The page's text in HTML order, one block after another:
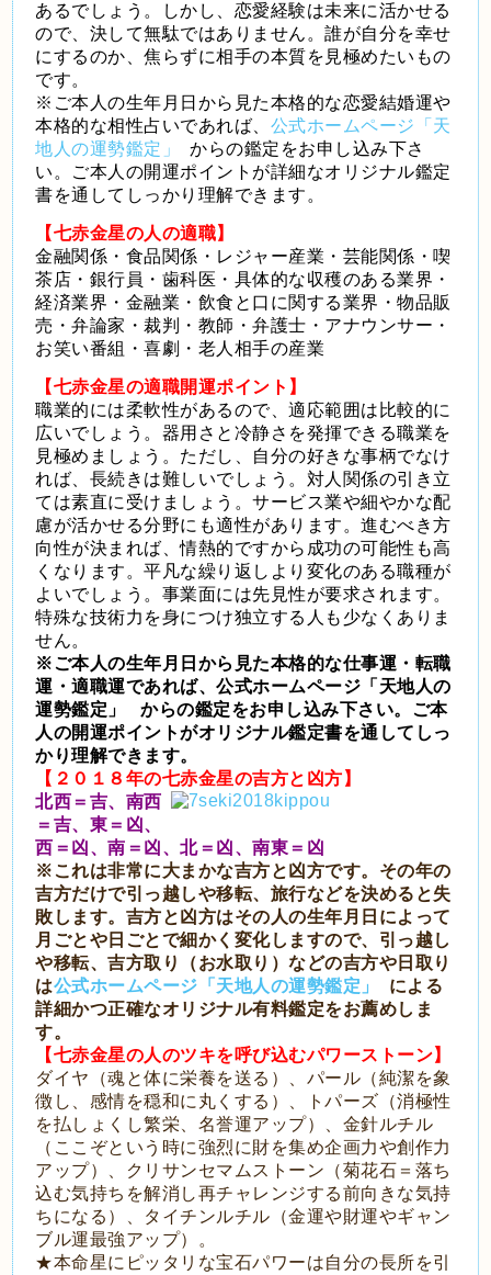
あるでしょう。しかし、恋愛経験は未来に活かせる
ので、決して無駄ではありません。誰が自分を幸せ
にするのか、焦らずに相手の本質を見極めたいもの
です。
※ご本人の生年月日から見た本格的な恋愛結婚運や
本格的な相性占いであれば、 公式ホームページ「天
地人の運勢鑑定」
からの鑑定をお申し込み下さ
い。ご本人の開運ポイントが詳細なオリジナル鑑定
書を通してしっかり理解できます。
【七赤金星の人の適職】
金融関係・食品関係・レジャー産業・芸能関係・喫
茶店・銀行員・歯科医・具体的な収穫のある業界・
経済業界・金融業・飲食と口に関する業界・物品販
売・弁論家・裁判・教師・弁護士・アナウンサー・
お笑い番組・喜劇・老人相手の産業
【七赤金星の適職開運ポイント】
職業的には柔軟性があるので、適応範囲は比較的に
広いでしょう。器用さと冷静さを発揮できる職業を
見極めましょう。ただし、自分の好きな事柄でなけ
れば、長続きは難しいでしょう。対人関係の引き立
ては素直に受けましょう。サービス業や細やかな配
慮が活かせる分野にも適性があります。進むべき方
向性が決まれば、情熱的ですから成功の可能性も高
くなります。平凡な繰り返しより変化のある職種が
よいでしょう。事業面には先見性が要求されます。
特殊な技術力を身につけ独立する人も少なくありま
せん。
※ご本人の生年月日から見た本格的な仕事運・転職
運・適職運であれば、公式ホームページ「天地人の
運勢鑑定」
からの鑑定をお申し込み下さい。ご本
人の開運ポイントがオリジナル鑑定書を通してしっ
かり理解できます。
【２０１８年の七赤金星の吉方と凶方】
北西＝吉、南西
＝吉、東＝凶、
西＝凶、南＝凶、北＝凶、南東＝凶
※これは非常に大まかな吉方と凶方です。その年の
吉方だけで引っ越しや移転、旅行などを決めると失
敗します。吉方と凶方はその人の生年月日によって
月ごとや日ごとで細かく変化しますので、引っ越し
や移転、吉方取り（お水取り）などの吉方や日取り
は公式ホームページ「天地人の運勢鑑定」
による
詳細かつ正確なオリジナル有料鑑定をお薦めしま
す。
【七赤金星の人のツキを呼び込むパワーストーン】
ダイヤ（魂と体に栄養を送る）、パール（純潔を象
徴し、感情を穏和に丸くする）、トパーズ（消極性
を払しょくし繁栄、名誉運アップ）、金針ルチル
（ここぞという時に強烈に財を集め企画力や創作力
アップ）、クリサンセマムストーン（菊花石＝落ち
込む気持ちを解消し再チャレンジする前向きな気持
ちになる）、タイチンルチル（金運や財運やギャン
ブル運最強アップ）。
★本命星にピッタリな宝石パワーは自分の長所を引